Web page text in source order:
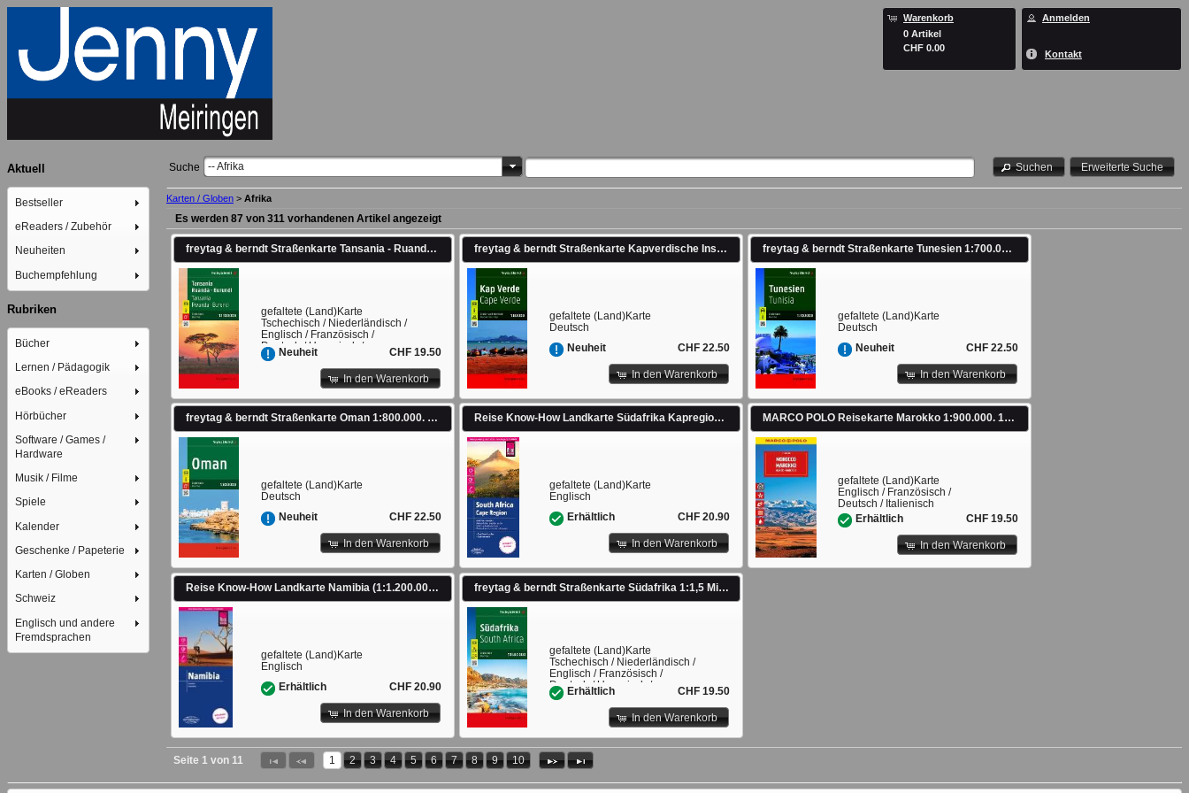
Warenkorb
0 Artikel
CHF 0.00
Anmelden
Kontakt
Aktuell
Bestseller
eReaders / Zubehör
Neuheiten
Buchempfehlung
Rubriken
Bücher
Lernen / Pädagogik
eBooks / eReaders
Hörbücher
Software / Games /
Hardware
Musik / Filme
Spiele
Kalender
Geschenke / Papeterie
Karten / Globen
Schweiz
Englisch und andere
Fremdsprachen
Suche -- Afrika Suchen Erweiterte Suche
Karten / Globen > Afrika
Es werden 87 von 311 vorhandenen Artikel angezeigt
freytag & berndt Straßenkarte Tansania - Ruanda - Burundi 1:1,1 Mio. 1:1'100'000
gefaltete (Land)Karte
Tschechisch / Niederländisch /
Englisch / Französisch /
Deutsch / Ungarisch /
Italienisch / Spanisch
Neuheit CHF 19.50
In den Warenkorb
freytag & berndt Straßenkarte Kapverdische Inseln 1:80.000. 1:80'000
gefaltete (Land)Karte
Deutsch
Neuheit
CHF 22.50
In den Warenkorb
freytag & berndt Straßenkarte Tunesien 1:700.000. 1:700'000
gefaltete (Land)Karte
Deutsch
Neuheit
CHF 22.50
In den Warenkorb
freytag & berndt Straßenkarte Oman 1:800.000. 1:800'000
gefaltete (Land)Karte
Deutsch
Neuheit
CHF 22.50
In den Warenkorb
Reise Know-How Landkarte Südafrika Kapregion / South Africa, Cape Region (1:500.000). 1:500'000
gefaltete (Land)Karte
Englisch
Erhältlich
CHF 20.90
In den Warenkorb
MARCO POLO Reisekarte Marokko 1:900.000. 1:900'000
gefaltete (Land)Karte
Englisch / Französisch /
Deutsch / Italienisch
Erhältlich
CHF 19.50
In den Warenkorb
Reise Know-How Landkarte Namibia (1:1.200.000). 1:1'200'000
gefaltete (Land)Karte
Englisch
Erhältlich
CHF 20.90
In den Warenkorb
freytag & berndt Straßenkarte Südafrika 1:1,5 Mio. 1:1'500'000
gefaltete (Land)Karte
Tschechisch / Niederländisch /
Englisch / Französisch /
Deutsch / Ungarisch /
Italienisch / Polnisch /
Slowakisch / Spanisch
Erhältlich CHF 19.50
In den Warenkorb
Seite 1 von 11 1 2 3 4 5 6 7 8 9 10